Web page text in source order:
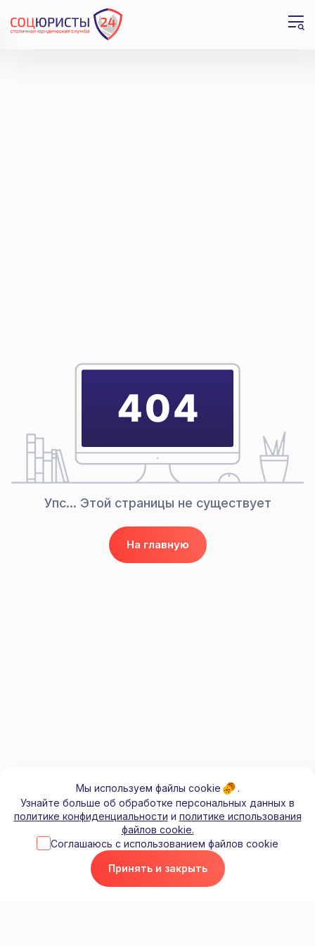
Упс... Этой страницы не существует
На главную
Мы используем файлы cookie .
Узнайте больше об обработке персональных данных в
политике конфиденциальности и политике использования
файлов cookie.
Соглашаюсь с использованием файлов cookie
Принять и закрыть